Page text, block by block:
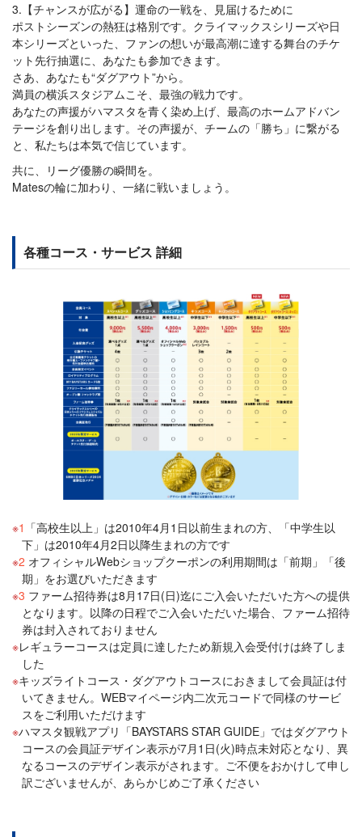
3.【チャンスが広がる】運命の一戦を、見届けるために
ポストシーズンの熱狂は格別です。クライマックスシリーズや日
本シリーズといった、ファンの想いが最高潮に達する舞台のチケ
ット先行抽選に、あなたも参加できます。
さあ、あなたも“ダグアウト”から。
満員の横浜スタジアムこそ、最強の戦力です。
あなたの声援がハマスタを青く染め上げ、最高のホームアドバン
テージを創り出します。その声援が、チームの「勝ち」に繋がる
と、私たちは本気で信じています。
共に、リーグ優勝の瞬間を。
Matesの輪に加わり、一緒に戦いましょう。
各種コース・サービス 詳細
1 「高校生以上」は2010年4月1日以前生まれの方、「中学生以
下」は2010年4月2日以降生まれの方です
2 オフィシャルWebショップクーポンの利用期間は「前期」「後
期」をお選びいただきます
3 ファーム招待券は8月17日(日)迄にご入会いただいた方への提供
となります。以降の日程でご入会いただいた場合、ファーム招待
券は封入されておりません
レギュラーコースは定員に達したため新規入会受付けは終了しま
した
キッズライトコース・ダグアウトコースにおきまして会員証は付
いてきません。WEBマイページ内二次元コードで同様のサービ
スをご利用いただけます
ハマスタ観戦アプリ「BAYSTARS STAR GUIDE」ではダグアウト
コースの会員証デザイン表示が7月1日(火)時点未対応となり、異
なるコースのデザイン表示がされます。ご不便をおかけして申し
訳ございませんが、あらかじめご了承ください